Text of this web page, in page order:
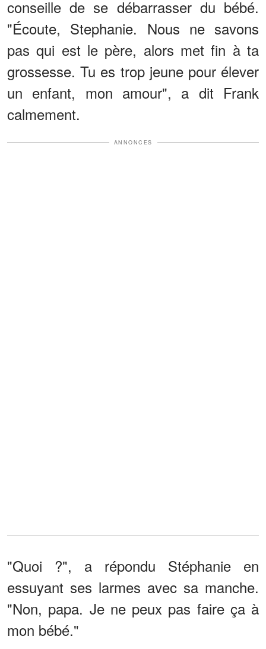
conseille de se débarrasser du bébé.
"Écoute, Stephanie. Nous ne savons
pas qui est le père, alors met fin à ta
grossesse. Tu es trop jeune pour élever
un enfant, mon amour", a dit Frank
calmement.
ANNONCES
"Quoi ?", a répondu Stéphanie en
essuyant ses larmes avec sa manche.
"Non, papa. Je ne peux pas faire ça à
mon bébé."